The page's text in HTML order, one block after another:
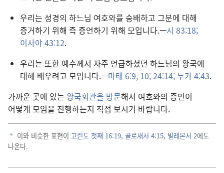
우리는 성경의 하느님 여호와를 숭배하고 그분에 대해
증거하기 위해 즉 증언하기 위해 모입니다.—시 83:18;
이사야 43:12.
우리는 또한 예수께서 자주 언급하셨던 하느님의 왕국에
대해 배우려고 모입니다.—마태 6:9, 10;24:14;누가 4:43.
가까운 곳에 있는 왕국회관을 방문해서 여호와의 증인이
어떻게 모임을 진행하는지 직접 보시기 바랍니다.
a 이와 비슷한 표현이 고린도 첫째 16:19, 골로새서 4:15, 빌레몬서 2에도
나온다.